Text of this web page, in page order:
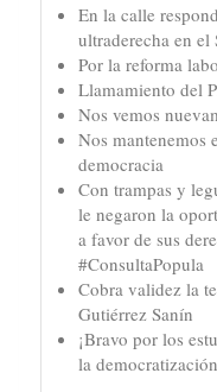
En la calle
ultraderecha en el
Por la reforma
Llamamiento del
Nos vemos
Nos mantenemos
democracia
Con trampas y
le negaron la
a favor de sus
#ConsultaPopula
Cobra validez la
Gutiérrez Sanín
¡Bravo por los
la